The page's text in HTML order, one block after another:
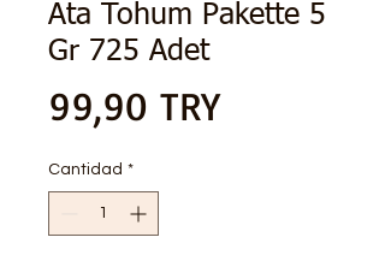
Ata Tohum Pakette 5
Gr 725 Adet
99,90 TRYPrecio
Cantidad *